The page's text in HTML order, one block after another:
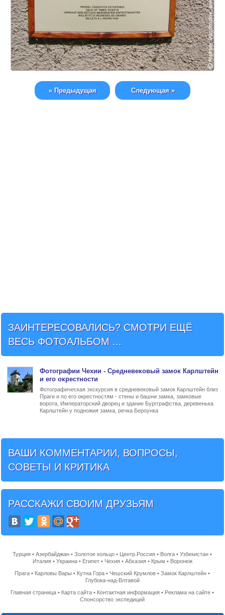
« Предыдущая Следующая »
ЗАИНТЕРЕСОВАЛИСЬ? СМОТРИ ЕЩЁ
ВЕСЬ ФОТОАЛЬБОМ ...
Фотографии Чехии - Средневековый замок Карлштейн
и его окрестности
Фотографическая экскурсия в средневековый замок Карлштейн близ
Праги и по его окрестностям - стены и башни замка, замковые
ворота, Императорский дворец и здание Бургграфства, деревенька
Карлштейн у подножия замка, речка Бероунка
ВАШИ КОММЕНТАРИИ, ВОПРОСЫ,
СОВЕТЫ И КРИТИКА
РАССКАЖИ СВОИМ ДРУЗЬЯМ
Турция •Азербайджан •Золотое кольцо • Центр.Россия • Волга •Узбекистан •
Италия• Украина• Египет• Чехия• Абхазия• Крым • Воронеж
Прага • Карловы Вары • Кутна Гора • Чешский Крумлов •Замок Карлштейн •
Глубока-над-Влтавой
Главная страница • Карта сайта • Контактная информация • Реклама на сайте •
Спонсорство экспедиций